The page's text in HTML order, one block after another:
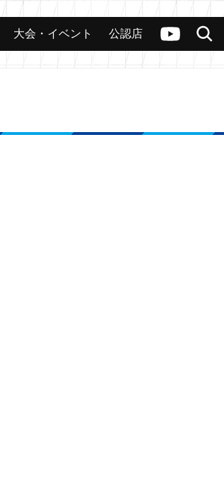
ヴァンガードch
検索
大会 公認店舗 その他
大会・イベント 公認店